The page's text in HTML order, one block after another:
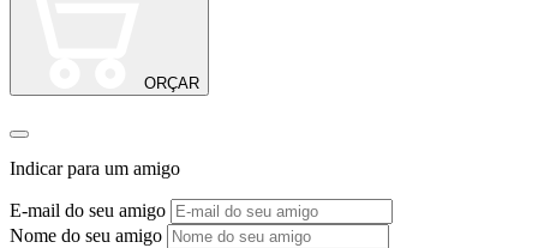
ORÇAR
Indicar para um amigo
E-mail do seu amigo
Nome do seu amigo